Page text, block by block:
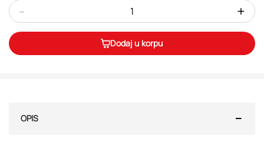
- +
Dodaj u korpu
OPIS